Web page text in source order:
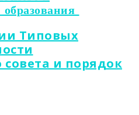
Типовых
совета и порядок